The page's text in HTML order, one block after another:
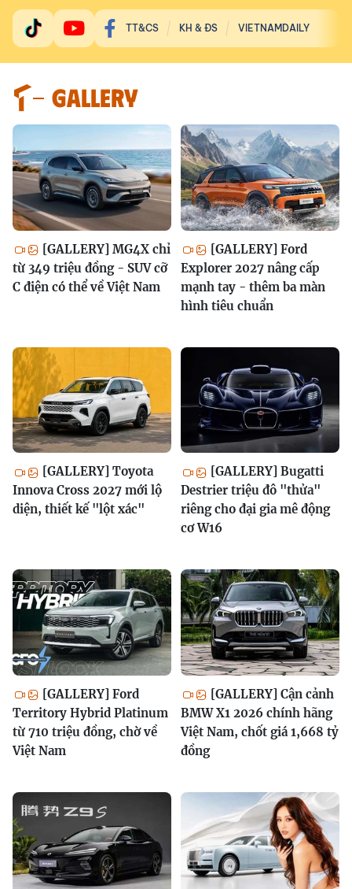
TT&CS KH & ĐS VIETNAMDAILY
GALLERY
[GALLERY] MG4X chỉ
từ 349 triệu đồng - SUV cỡ
C điện có thể về Việt Nam
[GALLERY] Ford
Explorer 2027 nâng cấp
mạnh tay - thêm ba màn
hình tiêu chuẩn
[GALLERY] Toyota
Innova Cross 2027 mới lộ
diện, thiết kế "lột xác"
[GALLERY] Bugatti
Destrier triệu đô "thửa"
riêng cho đại gia mê động
cơ W16
[GALLERY] Ford
Territory Hybrid Platinum
từ 710 triệu đồng, chờ về
Việt Nam
[GALLERY] Cận cảnh
BMW X1 2026 chính hãng
Việt Nam, chốt giá 1,668 tỷ
đồng